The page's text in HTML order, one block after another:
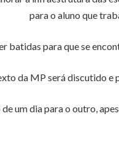
para o aluno que
batidas para que se
da MP será discutido e
um dia para o outro,